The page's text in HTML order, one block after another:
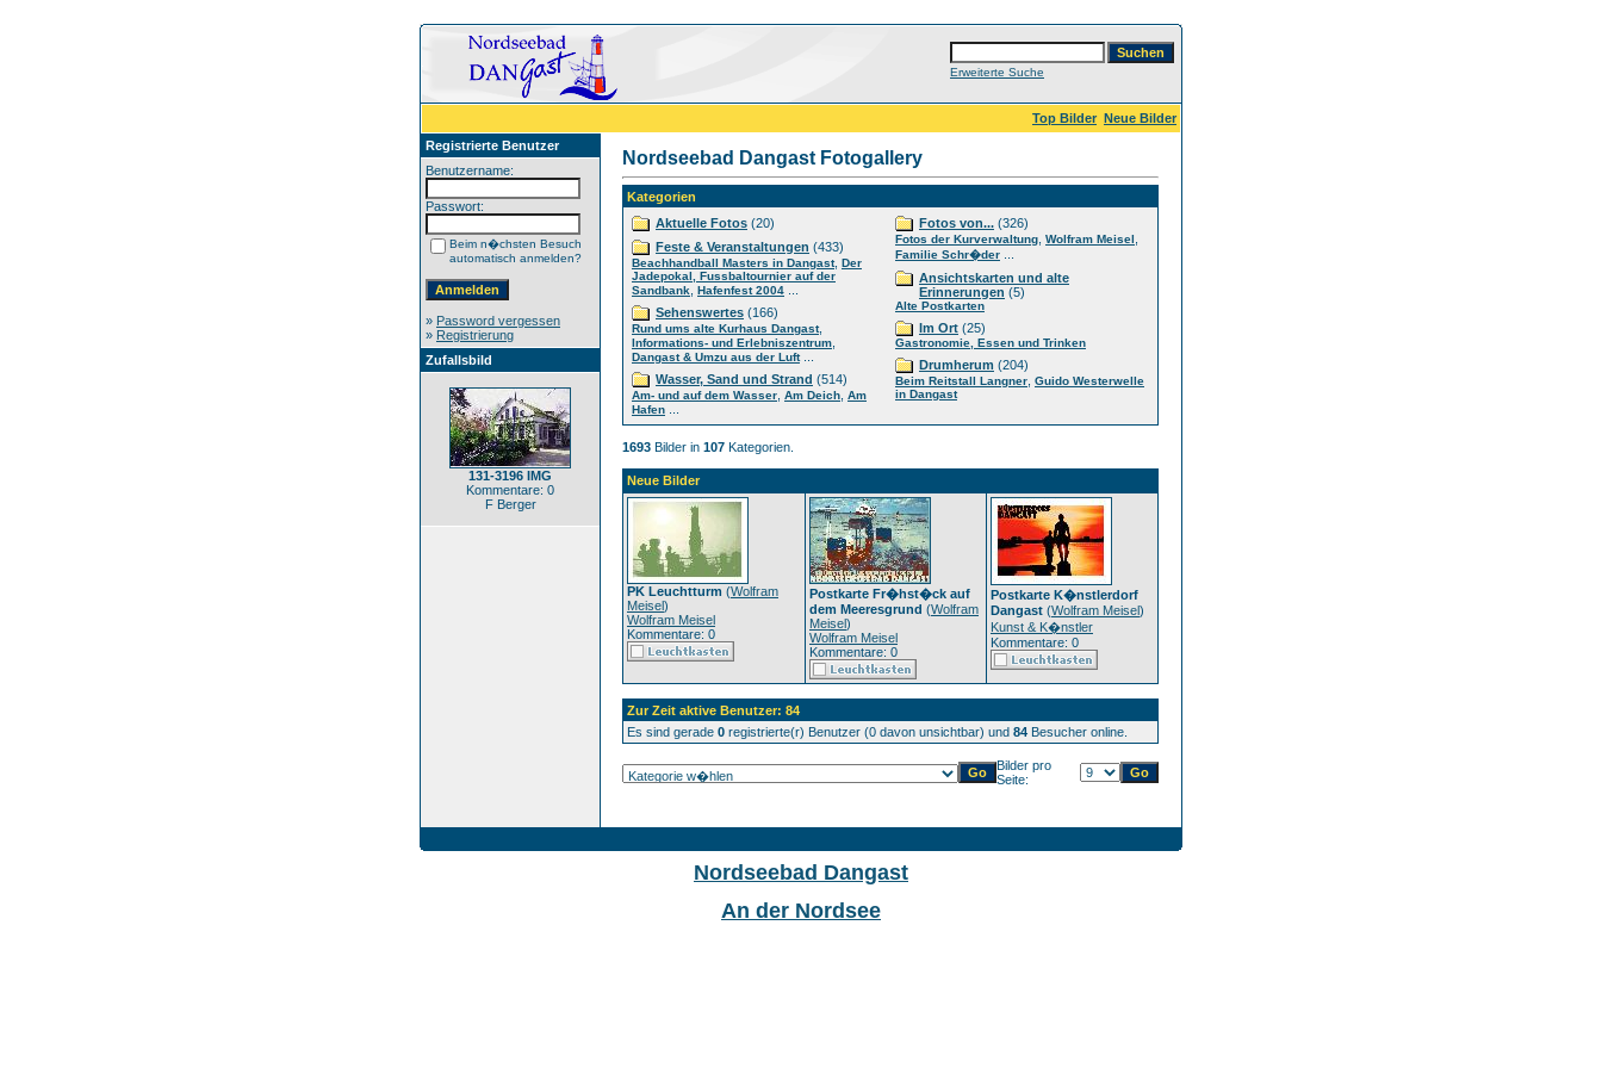
Erweiterte Suche
Top Bilder Neue Bilder
Registrierte Benutzer
Benutzername:
Passwort:
Beim n�chsten Besuch
automatisch anmelden?
» Password vergessen
» Registrierung
Zufallsbild
131-3196 IMG
Kommentare: 0
F Berger
Nordseebad Dangast Fotogallery
Kategorien
Aktuelle Fotos (20)
Feste & Veranstaltungen (433)
Beachhandball Masters in Dangast, Der
Jadepokal, Fussbaltournier auf der
Sandbank
Hafenfest 2004
Sehenswertes (166)
Rund ums alte Kurhaus Dangast,
Informations- und Erlebniszentrum
Dangast & Umzu aus der Luft...
Wasser, Sand und Strand (514)
Am- und auf dem Wasser Am Deich Am
Hafen
Fotos von... (326)
Fotos der Kurverwaltung Wolfram Meisel
Familie Schr�der
Ansichtskarten und alte
Erinnerungen (5)
Alte Postkarten
Im Ort (25)
Gastronomie, Essen und Trinken
Drumherum (204)
Beim Reitstall Langner Guido Westerwelle
in Dangast
1693 Bilder in 107 Kategorien.
Neue Bilder
PK Leuchtturm (Wolfram
Meisel)
Wolfram Meisel
Kommentare: 0
Postkarte Fr�hst�ck auf
dem Meeresgrund (Wolfram
Meisel)
Wolfram Meisel
Kommentare: 0
Postkarte K�nstlerdorf
Dangast (Wolfram Meisel)
Kunst & K�nstler
Kommentare: 0
Zur Zeit aktive Benutzer: 84
Es sind gerade 0 registrierte(r) Benutzer (0 davon unsichtbar) und 84 Besucher online.
Bilder pro
Seite:
Nordseebad Dangast
An der Nordsee